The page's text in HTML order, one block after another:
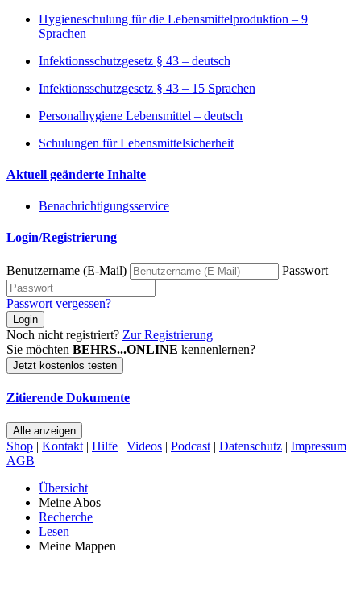
Hygieneschulung für die Lebensmittelproduktion – 9
Sprachen
Infektionsschutzgesetz § 43 – deutsch
Infektionsschutzgesetz § 43 – 15 Sprachen
Personalhygiene Lebensmittel – deutsch
Schulungen für Lebensmittelsicherheit
Aktuell geänderte Inhalte
Benachrichtigungsservice
Login/Registrierung
Benutzername (E-Mail) Passwort
Passwort vergessen?
Login
Noch nicht registriert? Zur Registrierung
Sie möchten BEHRS...ONLINE kennenlernen?
Jetzt kostenlos testen
Zitierende Dokumente
Alle anzeigen
Shop | Kontakt | Hilfe | Videos | Podcast | Datenschutz | Impressum |
AGB |
Übersicht
Meine Abos
Recherche
Lesen
Meine Mappen